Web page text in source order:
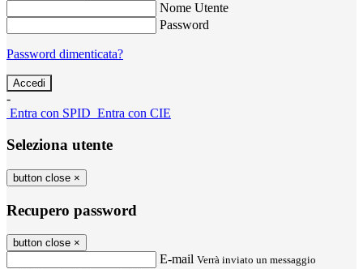
Nome Utente
Password
Password dimenticata?
-
Entra con SPID Entra con CIE
Seleziona utente
button close ×
Recupero password
button close ×
E-mail Verrà inviato un messaggio